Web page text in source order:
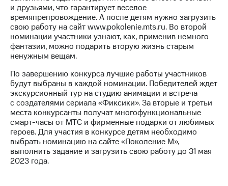
Еврооблигации-2023
Уведомление
о
погашении
именных
облигаций
Другое
Регистратор
Реквизиты
Контакты
развитие
деловая этика
На главную
и друзьями, что гарантирует веселое
времяпрепровождение. А после детям нужно загрузить
свою работу на сайт www.pokolenie.mts.ru. Во второй
номинации участники узнают, как, применив немного
фантазии, можно подарить вторую жизнь старым
ненужным вещам.
По завершению конкурса лучшие работы участников
будут выбраны в каждой номинации. Победителей ждет
экскурсионный тур на студию анимации и встреча
с создателями сериала «Фиксики». За вторые и третьи
места конкурсанты получат многофункциональные
смарт-часы от МТС и фирменные подарки от любимых
героев. Для участия в конкурсе детям необходимо
выбрать номинацию на сайте «Поколение М»,
выполнить задание и загрузить свою работу до 31 мая
2023 года.